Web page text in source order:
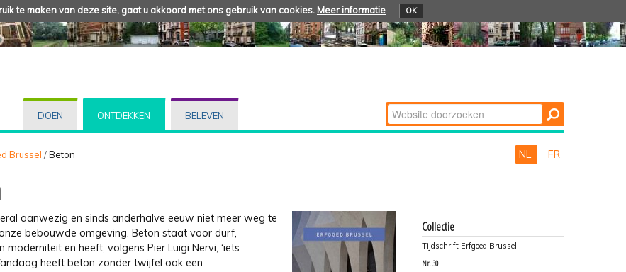
te maken van deze site, gaat u akkoord met ons gebruik van cookies. Meer informatie OK
DOEN ONTDEKKEN BELEVEN Zoek
Geavanceerd
Brussel /Beton NL FR
aanwezig en sinds anderhalve eeuw niet meer weg te
bebouwde omgeving. Beton staat voor durf,
moderniteit en heeft, volgens Pier Luigi Nervi, ‘iets
heeft beton zonder twijfel ook een
Collectie
Tijdschrift Erfgoed Brussel
Nr. 30